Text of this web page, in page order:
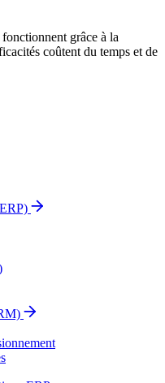
grâce à la
coûtent du temps et de